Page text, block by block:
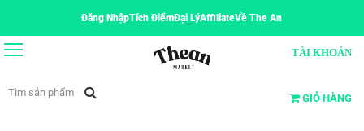
Đăng NhậpTích ĐiểmĐại LýAffiliateVề The An
TÀI KHOẢN
GIỎ HÀNG